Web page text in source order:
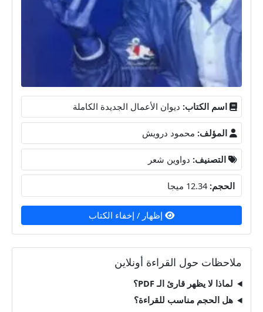
اسم الكتاب: ديوان الأعمال الجديدة الكاملة
المؤلف: محمود درويش
التصنيف: دواوين شعر
الحجم:
إظهار / إخفاء الكتاب
ملاحظات حول القراءة أونلاين
لماذا لا يظهر قارئ الـ PDF؟
هل الحجم مناسب للقراءة؟